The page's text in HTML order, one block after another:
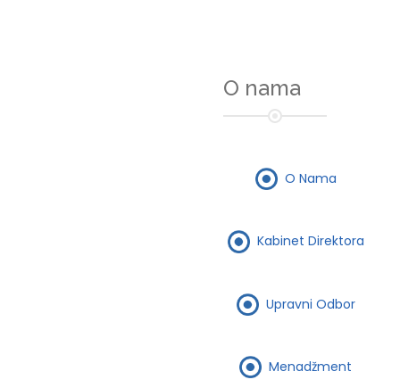
O nama
O Nama
Kabinet Direktora
Upravni Odbor
Menadžment